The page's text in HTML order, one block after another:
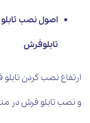
اصول نصب
تابلوفرش
ارتفاع نصب کردن
و نصب تابلو فرش در